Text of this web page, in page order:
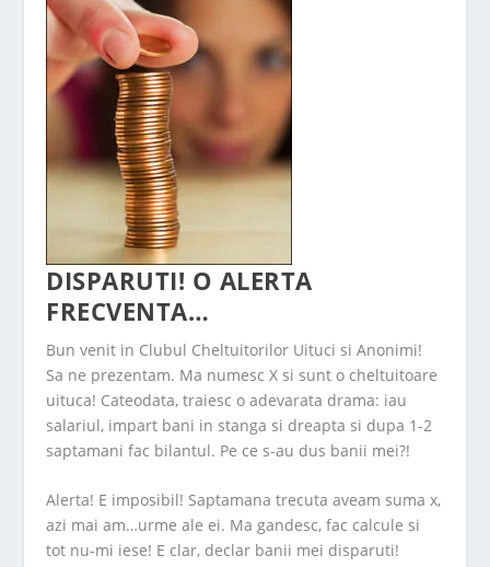
DISPARUTI! O ALERTA
FRECVENTA…
Bun venit in Clubul Cheltuitorilor Uituci si Anonimi!
Sa ne prezentam. Ma numesc X si sunt o cheltuitoare
uituca! Cateodata, traiesc o adevarata drama: iau
salariul, impart bani in stanga si dreapta si dupa 1-2
saptamani fac bilantul. Pe ce s-au dus banii mei?!
Alerta! E imposibil! Saptamana trecuta aveam suma x,
azi mai am…urme ale ei. Ma gandesc, fac calcule si
tot nu-mi iese! E clar, declar banii mei disparuti!